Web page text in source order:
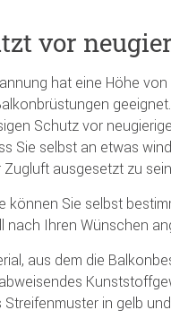
vor
hat eine Höhe
Schutz vor
Sie selbst an etwas
ausgesetzt zu sein.
können Sie selbst
nach Ihren Wünschen
aus dem die
in gelb